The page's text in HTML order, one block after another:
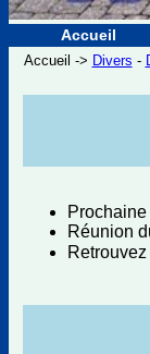
Accueil
Accueil -> Divers -
Réunion